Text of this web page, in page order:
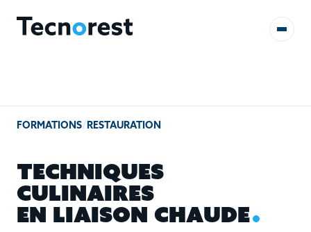
RÉFÉRENCES
CONTACT
FORMATIONS/ RESTAURATION
TECHNIQUES
CULINAIRES
EN LIAISON CHAUDE